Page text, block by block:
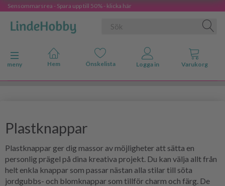
Sensommarsrea - Spara upp till 50% - klicka här
Ändra navigering
meny
Plastknappar
Plastknappar ger dig massor av möjligheter att sätta en
personlig prägel på dina kreativa projekt. Du kan välja allt från
helt enkla knappar som passar nästan alla stilar till söta
jordgubbs- och blomknappar som tillför charm och färg. De